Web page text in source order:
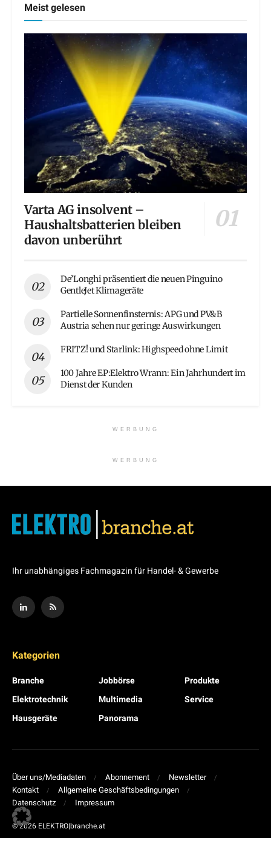
Meist gelesen
Varta AG insolvent –
Haushaltsbatterien bleiben
davon unberührt
De’Longhi präsentiert die neuen Pinguino
GentleJet Klimageräte
Partielle Sonnenfinsternis: APG und PV&B
Austria sehen nur geringe Auswirkungen
FRITZ! und Starlink: Highspeed ohne Limit
100 Jahre EP:Elektro Wrann: Ein Jahrhundert im
Dienst der Kunden
WERBUNG
WERBUNG
Ihr unabhängiges Fachmagazin für Handel- & Gewerbe
Kategorien
Branche
Elektrotechnik
Hausgeräte
Jobbörse
Multimedia
Panorama
Produkte
Service
Über uns/Mediadaten Abonnement
Newsletter
Kontakt
Allgemeine Geschäftsbedingungen
Datenschutz
Impressum
© 2026 ELEKTRO|branche.at